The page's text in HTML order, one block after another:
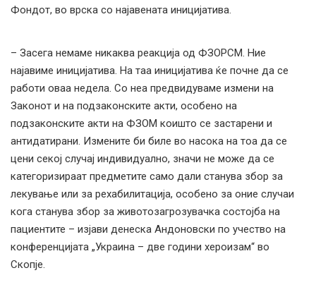
Фондот, во врска со најавената иницијатива.
– Засега немаме никаква реакција од ФЗОРСМ. Ние
најавиме иницијатива. На таа иницијатива ќе почне да се
работи оваа недела. Со неа предвидуваме измени на
Законот и на подзаконските акти, особено на
подзаконските акти на ФЗОМ коишто се застарени и
антидатирани. Измените би биле во насока на тоа да се
цени секој случај индивидуално, значи не може да се
категоризираат предметите само дали станува збор за
лекување или за рехабилитација, особено за оние случаи
кога станува збор за животозагрозувачка состојба на
пациентите – изјави денеска Андоновски по учество на
конференцијата „Украина – две години хероизам“ во
Скопје.